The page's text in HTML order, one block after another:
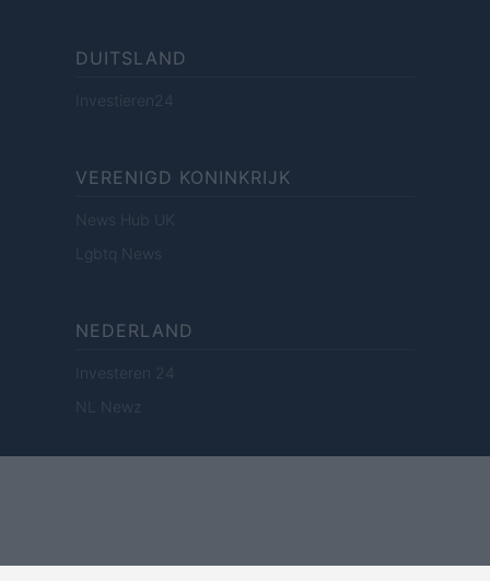
DUITSLAND
Investieren24
VERENIGD KONINKRIJK
News Hub UK
Lgbtq News
NEDERLAND
Investeren 24
NL Newz